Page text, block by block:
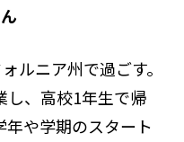
ルニア州で過ごす。
し、高校1年生で帰
や学期のスタート